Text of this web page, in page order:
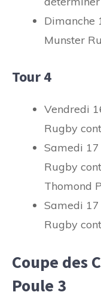
Dimanche
Munster
Tour 4
Vendredi
Rugby
Samedi
Rugby
Thomond
Samedi 17
Rugby
Coupe des
Poule 3